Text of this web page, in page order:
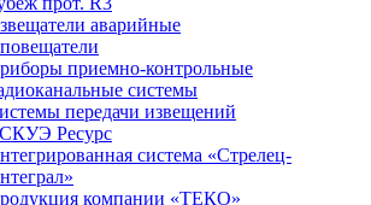
аварийные
приемно-контрольные
системы
передачи извещений
Ресурс
система «Стрелец-
компании «ТЕКО»